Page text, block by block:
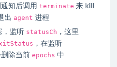
知后调用 terminate 来 kill
出 agent 进程
，监听 statusCh ，这里
，在监听
删除当前 epochs 中